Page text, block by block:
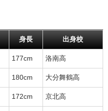
身長 出身校
177cm 洛南高
180cm 大分舞鶴高
172cm 京北高